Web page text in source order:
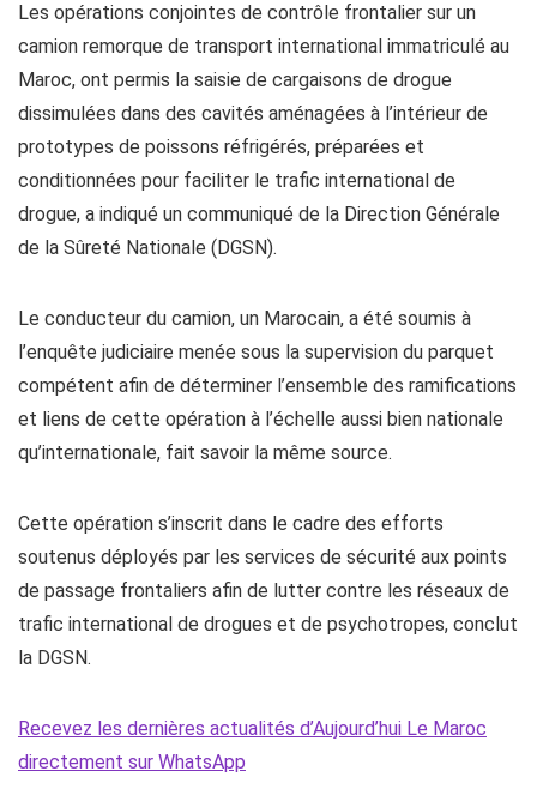
Les opérations conjointes de contrôle frontalier sur un
camion remorque de transport international immatriculé au
Maroc, ont permis la saisie de cargaisons de drogue
dissimulées dans des cavités aménagées à l’intérieur de
prototypes de poissons réfrigérés, préparées et
conditionnées pour faciliter le trafic international de
drogue, a indiqué un communiqué de la Direction Générale
de la Sûreté Nationale (DGSN).
Le conducteur du camion, un Marocain, a été soumis à
l’enquête judiciaire menée sous la supervision du parquet
compétent afin de déterminer l’ensemble des ramifications
et liens de cette opération à l’échelle aussi bien nationale
qu’internationale, fait savoir la même source.
Cette opération s’inscrit dans le cadre des efforts
soutenus déployés par les services de sécurité aux points
de passage frontaliers afin de lutter contre les réseaux de
trafic international de drogues et de psychotropes, conclut
la DGSN.
Recevez les dernières actualités d’Aujourd’hui Le Maroc
directement sur WhatsApp